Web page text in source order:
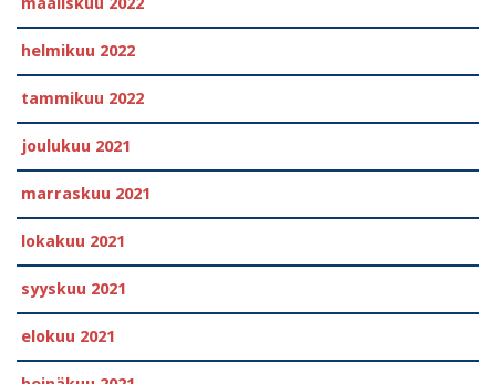
helmikuu 2022
tammikuu 2022
joulukuu 2021
marraskuu 2021
lokakuu 2021
syyskuu 2021
elokuu 2021